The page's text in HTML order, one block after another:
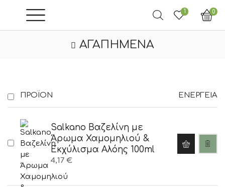
1 0
ΑΓΑΠΗΜΈΝΑ
ΠΡΟΪΌΝ ΕΝΈΡΓΕΙΑ
Salkano Βαζελίνη με
Άρωμα Χαμομηλιού &
Εκχύλισμα Αλόης 100ml
4,17 €